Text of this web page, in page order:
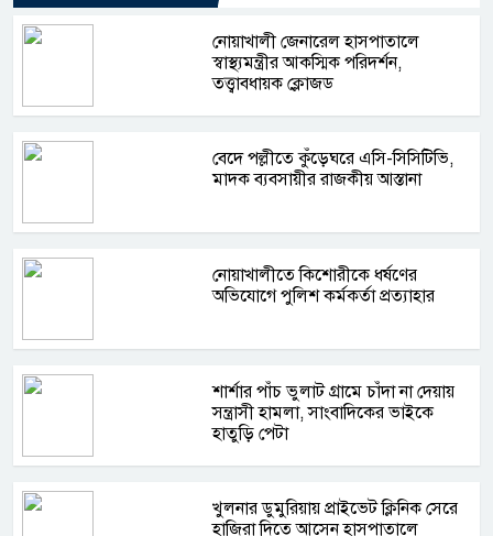
নোয়াখালী জেনারেল হাসপাতালে
স্বাস্থ্যমন্ত্রীর আকস্মিক পরিদর্শন,
তত্ত্বাবধায়ক ক্লোজড
বেদে পল্লীতে কুঁড়েঘরে এসি-সিসিটিভি,
মাদক ব্যবসায়ীর রাজকীয় আস্তানা
নোয়াখালীতে কিশোরীকে ধর্ষণের
অভিযোগে পুলিশ কর্মকর্তা প্রত্যাহার
শার্শার পাঁচ ভুলাট গ্রামে চাঁদা না দেয়ায়
সন্ত্রাসী হামলা, সাংবাদিকের ভাইকে
হাতুড়ি পেটা
খুলনার ডুমুরিয়ায় প্রাইভেট ক্লিনিক সেরে
হাজিরা দিতে আসেন হাসপাতালে